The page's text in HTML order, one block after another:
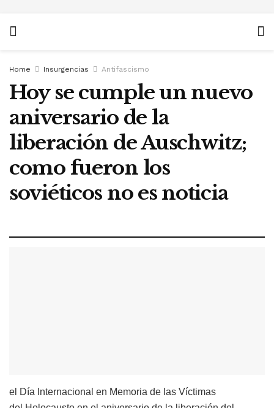
Home Insurgencias Antifascismo
Hoy se cumple un nuevo
aniversario de la
liberación de Auschwitz;
como fueron los
soviéticos no es noticia
el Día Internacional en Memoria de las Víctimas